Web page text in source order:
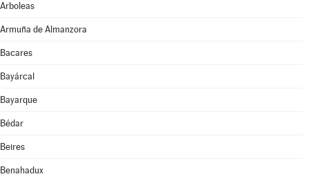
Arboleas
Armuña de Almanzora
Bacares
Bayárcal
Bayarque
Bédar
Beires
Benahadux